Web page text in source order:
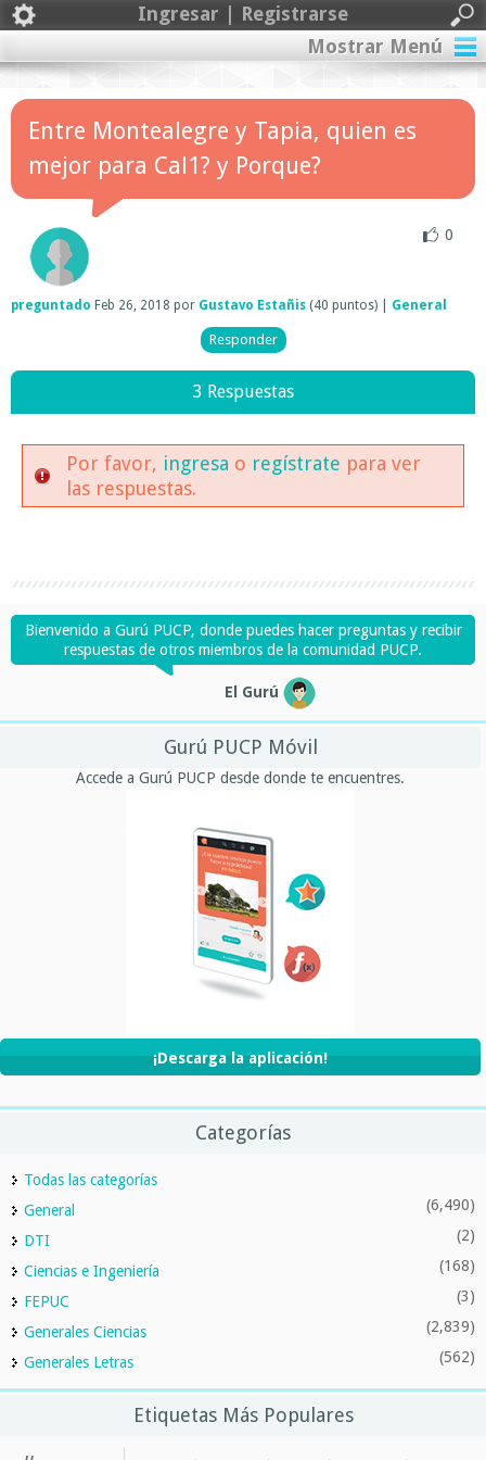
Ingresar | Registrarse
Mostrar Menú
Entre Montealegre y Tapia, quien es
mejor para Cal1? y Porque?
0
preguntado Feb 26, 2018 por Gustavo Estañis (40 puntos) General
3 Respuestas
Por favor, ingresa o regístrate para ver
las respuestas.
Bienvenido a Gurú PUCP, donde puedes hacer preguntas y recibir
respuestas de otros miembros de la comunidad PUCP.
El Gurú
Gurú PUCP Móvil
Accede a Gurú PUCP desde donde te encuentres.
¡Descarga la aplicación!
Categorías
Todas las categorías
General
(6,490)
DTI (2)
Ciencias e Ingeniería (168)
FEPUC (3)
Generales Ciencias (2,839)
Generales Letras (562)
Etiquetas Más Populares